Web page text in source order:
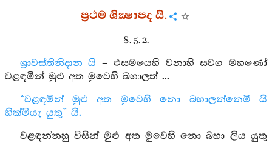
ප්‍රථම ශික්‍ෂාපද යි.
8. 5. 2.
ශ්‍රාවස්තිනිදාන යි – එසමයෙහි වනාහි සවග මහණෝ
වළඳමින් මුළු අත මුවෙහි බහාලත් ...
“වළඳමින් මුළු අත මුවෙහි නො බහාලන්නෙමි යි
හික්මියැ යුතු” යි.
වළඳන්නහු විසින් මුළු අත මුවෙහි නො බහා ලිය යුතු